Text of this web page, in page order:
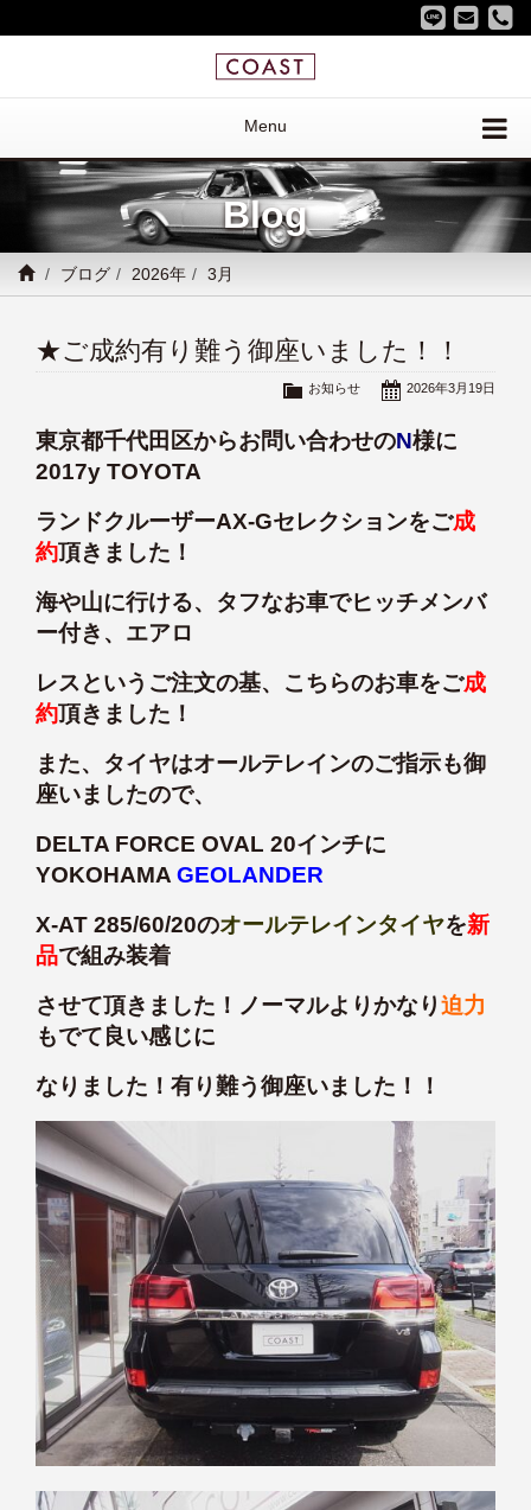
Menu
Blog
ブログ 2026年 3月
★ご成約有り難う御座いました！！
2026年3月19日
お知らせ
東京都千代田区からお問い合わせのN様に
2017y TOYOTA
ランドクルーザーAX-Gセレクションをご成
約頂きました！
海や山に行ける、タフなお車でヒッチメンバ
ー付き、エアロ
レスというご注文の基、こちらのお車をご成
約頂きました！
また、タイヤはオールテレインのご指示も御
座いましたので、
DELTA FORCE OVAL 20インチに
YOKOHAMA GEOLANDER
X-AT 285/60/20のオールテレインタイヤを新
品で組み装着
させて頂きました！ノーマルよりかなり迫力
もでて良い感じに
なりました！有り難う御座いました！！